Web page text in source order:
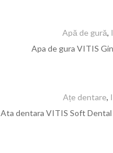
Apă de gură,
Apa de gura VITIS
Ațe dentare,
Ata dentara VITIS Soft